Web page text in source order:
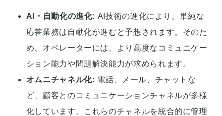
AI・自動化の進化: AI技術の進化により、単純な
応答業務は自動化が進むと予想されます。そのた
め、オペレーターには、より高度なコミュニケー
ション能力や問題解決能力が求められます。
オムニチャネル化: 電話、メール、チャットな
ど、顧客とのコミュニケーションチャネルが多様
化しています。これらのチャネルを統合的に管理